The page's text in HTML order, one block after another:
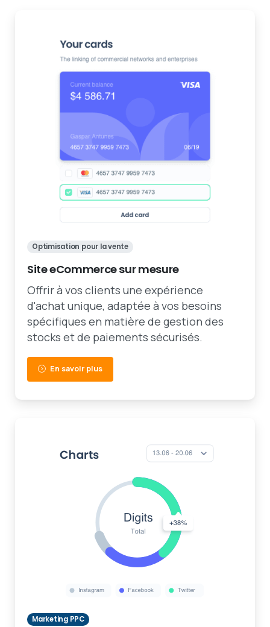
Optimisation pour la vente
Site eCommerce sur mesure
Offrir à vos clients une expérience
d'achat unique, adaptée à vos besoins
spécifiques en matière de gestion des
stocks et de paiements sécurisés.
En savoir plus
Marketing PPC